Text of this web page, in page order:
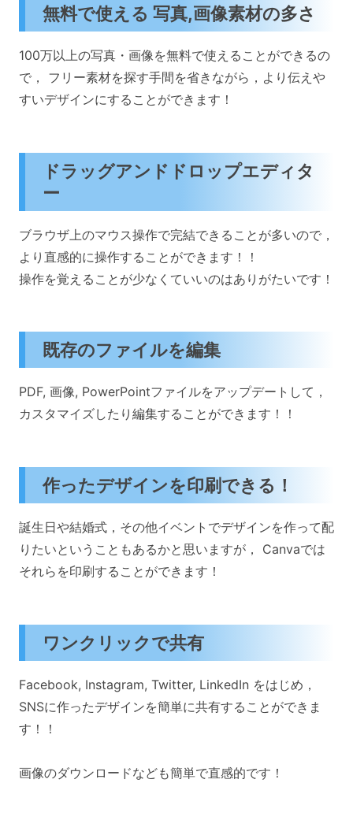
無料で使える 写真,画像素材の多さ
100万以上の写真・画像を無料で使えることができるの
で， フリー素材を探す手間を省きながら，より伝えや
すいデザインにすることができます！
ドラッグアンドドロップエディタ
ー
ブラウザ上のマウス操作で完結できることが多いので，
より直感的に操作することができます！！
操作を覚えることが少なくていいのはありがたいです！
既存のファイルを編集
PDF, 画像, PowerPointファイルをアップデートして，
カスタマイズしたり編集することができます！！
作ったデザインを印刷できる！
誕生日や結婚式，その他イベントでデザインを作って配
りたいということもあるかと思いますが， Canvaでは
それらを印刷することができます！
ワンクリックで共有
Facebook, Instagram, Twitter, LinkedIn をはじめ，
SNSに作ったデザインを簡単に共有することができま
す！！
画像のダウンロードなども簡単で直感的です！